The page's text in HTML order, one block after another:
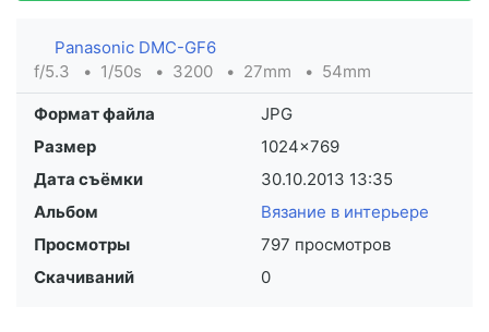
Panasonic DMC-GF6
f/5.3
1/50s 3200 27mm 54mm
Формат файла
JPG
Размер
1024×769
Дата съёмки
30.10.2013 13:35
Альбом
Вязание в интерьере
Просмотры
797 просмотров
Скачиваний
0